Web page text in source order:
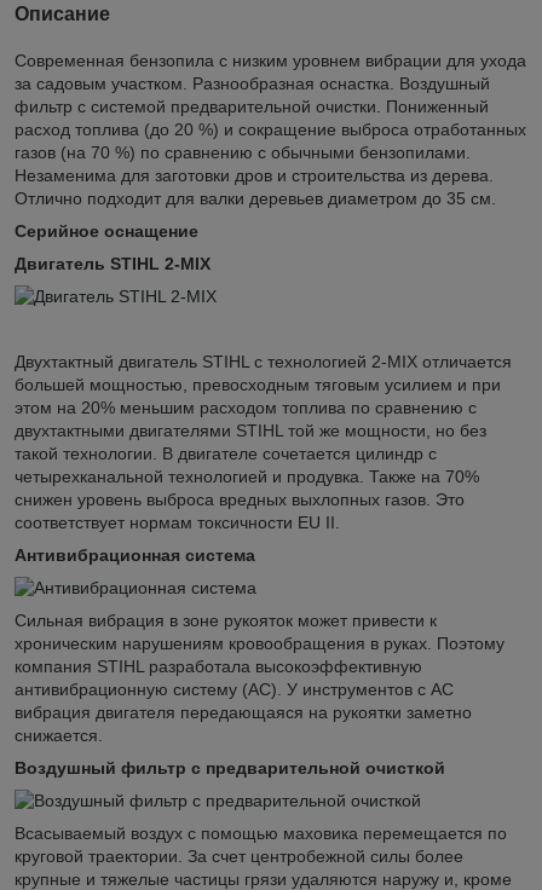
Описание
Современная бензопила с низким уровнем вибрации для ухода
за садовым участком. Разнообразная оснастка. Воздушный
фильтр с системой предварительной очистки. Пониженный
расход топлива (до 20 %) и сокращение выброса отработанных
газов (на 70 %) по сравнению с обычными бензопилами.
Незаменима для заготовки дров и строительства из дерева.
Отлично подходит для валки деревьев диаметром до 35 см.
Серийное оснащение
Двигатель STIHL 2-MIX
Двухтактный двигатель STIHL с технологией 2-MIX отличается
большей мощностью, превосходным тяговым усилием и при
этом на 20% меньшим расходом топлива по сравнению с
двухтактными двигателями STIHL той же мощности, но без
такой технологии. В двигателе сочетается цилиндр с
четырехканальной технологией и продувка. Также на 70%
снижен уровень выброса вредных выхлопных газов. Это
соответствует нормам токсичности EU II.
Антивибрационная система
Сильная вибрация в зоне рукояток может привести к
хроническим нарушениям кровообращения в руках. Поэтому
компания STIHL разработала высокоэффективную
антивибрационную систему (АС). У инструментов с АС
вибрация двигателя передающаяся на рукоятки заметно
снижается.
Воздушный фильтр с предварительной очисткой
Всасываемый воздух с помощью маховика перемещается по
круговой траектории. За счет центробежной силы более
крупные и тяжелые частицы грязи удаляются наружу и, кроме